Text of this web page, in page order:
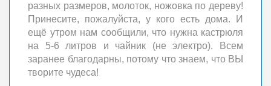
разных размеров, молоток, ножовка по дереву!
Принесите, пожалуйста, у кого есть дома. И
ещё утром нам сообщили, что нужна кастрюля
на 5-6 литров и чайник (не электро). Всем
заранее благодарны, потому что знаем, что ВЫ
творите чудеса!